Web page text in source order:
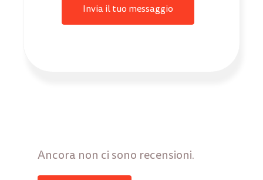
Invia il tuo messaggio
Ancora non ci sono recensioni.